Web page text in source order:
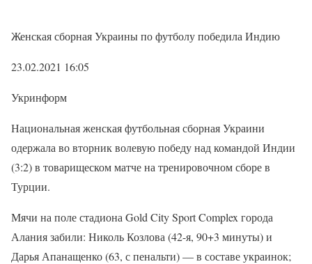
Женская сборная Украины по футболу победила Индию
23.02.2021 16:05
Укринформ
Национальная женская футбольная сборная Украини
одержала во вторник волевую победу над командой Индии
(3:2) в товарищеском матче на тренировочном сборе в
Турции.
Мячи на поле стадиона Gold City Sport Complex города
Алания забили: Николь Козлова (42-я, 90+3 минуты) и
Дарья Апанащенко (63, с пенальти) — в составе украинок;